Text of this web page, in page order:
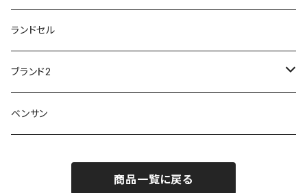
Field tex
イチマツ
ミレディ Milady
トパーズ TOPAZ
ザノースフェイス THE NORTH FACE
20200701nmensand
20200721nwsand
20190702caq
フォーマル/ビジネス/通学靴
軽量
夏特集
婦人
雨具
傘
ランドセル
ブランド2
ノースフェイス
ベンサン
商品一覧に戻る